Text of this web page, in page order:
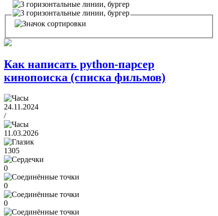
Как написать python-парсер
кинопоиска (списка фильмов)
24.11.2024
/
11.03.2026
1305
0
0
0